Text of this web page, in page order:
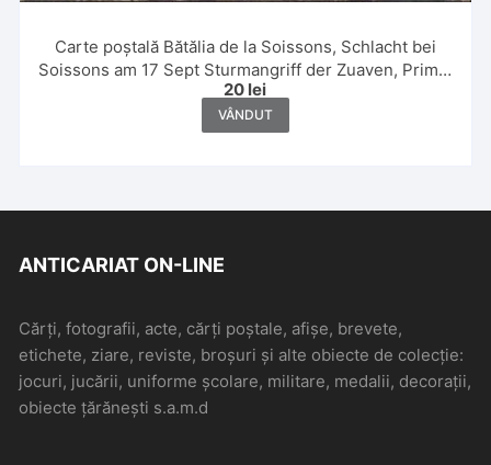
Carte poștală Bătălia de la Soissons, Schlacht bei
Soissons am 17 Sept Sturmangriff der Zuaven, Primul
Război Mondial
20 lei
VÂNDUT
ANTICARIAT ON-LINE
Cărți, fotografii, acte, cărți poștale, afișe, brevete,
etichete, ziare, reviste, broșuri și alte obiecte de colecție:
jocuri, jucării, uniforme școlare, militare, medalii, decorații,
obiecte țărănești s.a.m.d